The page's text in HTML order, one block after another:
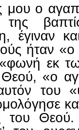
μου ο
της
έγιναν
ήταν
εκ
Θεού, «ο
του
του